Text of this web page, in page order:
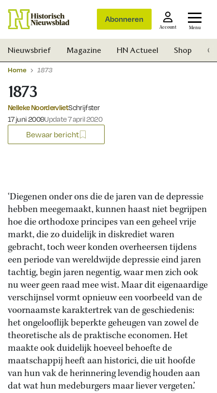
Abonneren
Account Menu
Zoek
Nieuwsbrief Magazine HN Actueel Shop
Home 1873
1873
Nelleke NoordervlietSchrijfster
Gepubliceerd op:
17 juni 2009Update 7 april 2020
Bewaar bericht
‘Diegenen onder ons die de jaren van de depressie
hebben meegemaakt, kunnen haast niet begrijpen
hoe die orthodoxe principes van een geheel vrije
markt, die zo duidelijk in diskrediet waren
gebracht, toch weer konden overheersen tijdens
een periode van wereldwijde depressie eind jaren
tachtig, begin jaren negentig, waar men zich ook
nu weer geen raad mee wist. Maar dit eigenaardige
verschijnsel vormt opnieuw een voorbeeld van de
voornaamste karaktertrek van de geschiedenis:
het ongelooflijk beperkte geheugen van zowel de
theoretische als de praktische economen. Het
maakte ook duidelijk hoeveel behoefte de
maatschappij heeft aan historici, die uit hoofde
van hun vak de herinnering levendig houden aan
dat wat hun medeburgers maar liever vergeten.’